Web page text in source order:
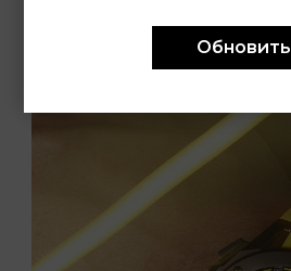
использовать – удобно!Обновить